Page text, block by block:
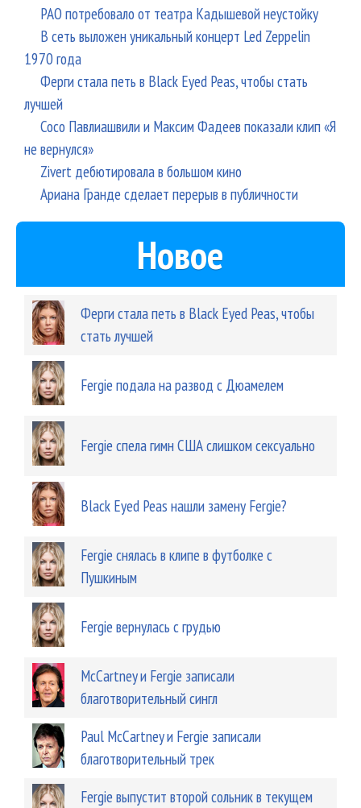
РАО потребовало от театра Кадышевой неустойку
В сеть выложен уникальный концерт Led Zeppelin
1970 года
Ферги стала петь в Black Eyed Peas, чтобы стать
лучшей
Сосо Павлиашвили и Максим Фадеев показали клип «Я
не вернулся»
Zivert дебютировала в большом кино
Ариана Гранде сделает перерыв в публичности
Новое
Ферги стала петь в Black Eyed Peas, чтобы
стать лучшей
Fergie подала на развод с Дюамелем
Fergie спела гимн США слишком сексуально
Black Eyed Peas нашли замену Fergie?
Fergie снялась в клипе в футболке с
Пушкиным
Fergie вернулась с грудью
McCartney и Fergie записали
благотворительный сингл
Paul McCartney и Fergie записали
благотворительный трек
Fergie выпустит второй сольник в текущем